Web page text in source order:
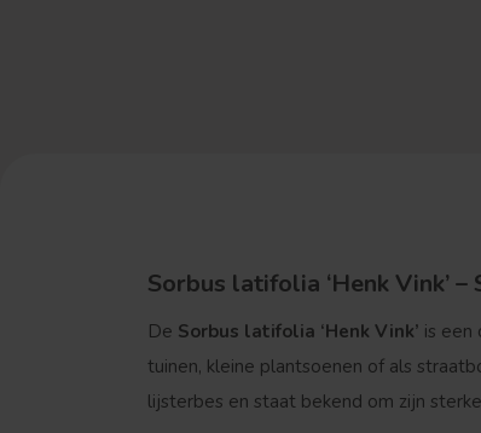
Sorbus latifolia ‘Henk Vink’
De Sorbus latifolia ‘Henk Vink’ is een
tuinen, kleine plantsoenen of als
lijsterbes en staat bekend om zijn